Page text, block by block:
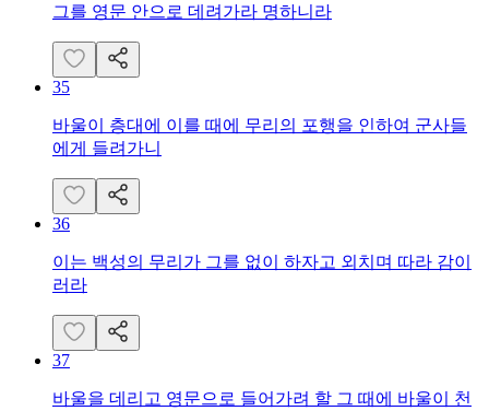
그를 영문 안으로 데려가라 명하니라
35
바울이 층대에 이를 때에 무리의 포행을 인하여 군사들
에게 들려가니
36
이는 백성의 무리가 그를 없이 하자고 외치며 따라 감이
러라
37
바울을 데리고 영문으로 들어가려 할 그 때에 바울이 천